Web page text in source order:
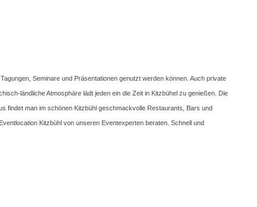
Seminare und Präsentationen genutzt werden können. Auch private
ländliche Atmosphäre lädt jeden ein die Zeit in Kitzbühel zu genießen. Die
findet man im schönen Kitzbühl geschmackvolle Restaurants, Bars und
Kitzbühl von unseren Eventexperten beraten. Schnell und